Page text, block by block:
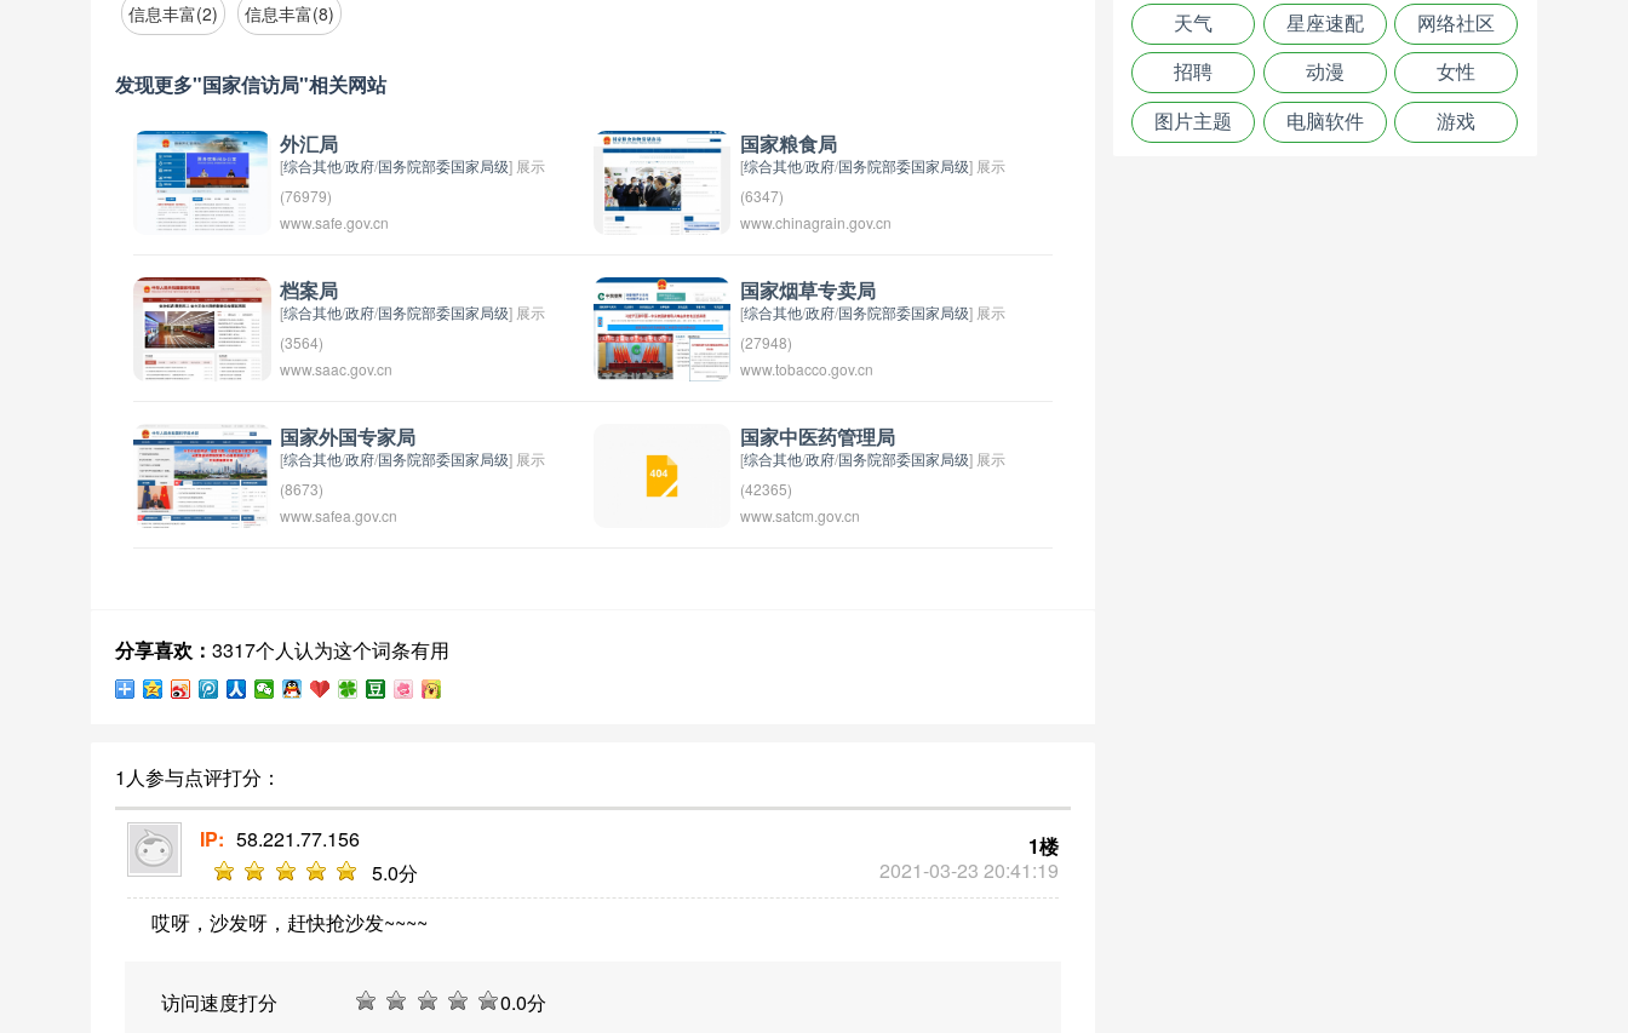
信息丰富(2) 信息丰富(8)
发现更多"国家信访局"相关网站
外汇局
[综合其他/政府/国务院部委国家局级] 展示
(76979)
外汇局是指中国的国家外汇管理机构，全
管理中国境内外汇管理工作，包括外汇市
场监管、外汇资金管理和外汇政策执行等
职责。外汇局的主要任务是维护国家外汇
市场稳定，促进贸易和投资自由化，并且
www.safe.gov.cn
国家粮食局
[综合其他/政府/国务院部委国家局级] 展示
(6347)
国家粮食局是中国政府管理粮食生产、流
责包括规划国家粮食生产、监督粮食市
场、制定粮食政策、保障粮食供应等。国
家粮食局属于中华人民共和国国务院，是
中国粮食行业的指导机构和监管部门。
www.chinagrain.gov.cn
档案局
[综合其他/政府/国务院部委国家局级] 展示
(3564)
档案局指的是负责管理和保存文件档案的
组织或个人的重要文件和资料，以便于查
阅和利用。档案局的职责包括收集、整
理、保管、管理、分类、检索和保护文件
档案等工作。档案局在保护和保存历史资
www.saac.gov.cn
国家烟草专卖局
[综合其他/政府/国务院部委国家局级] 展示
(27948)
国家烟草专卖局是中国独家从事烟草生
管制烟草市场，监管烟草产品的销售和分
发，以保障国家烟草行业的稳定发展和烟
草产品的质量安全。国家烟草专卖局在中
国拥有广泛的销售网络和雄厚的实力，是
www.tobacco.gov.cn
国家外国专家局
[综合其他/政府/国务院部委国家局级] 展示
(8673)
国家外国专家局是中国政府设立的机构，
证和居留证件，管理外国专家的工作项目
传和促进中国的对外开放政策。
www.safea.gov.cn
国家中医药管理局
[综合其他/政府/国务院部委国家局级] 展示
(42365)
国家中医药管理局成立于2013年，是中华
www.satcm.gov.cn
分享喜欢： 3317个人认为这个词条有用
1人参与点评打分：
2021-03-23 20:41:19
1楼
IP: 58.221.77.156
5.0分
哎呀，沙发呀，赶快抢沙发~~~~
访问速度打分 0.0分
天气 星座速配 网络社区
招聘 动漫 女性
图片主题 电脑软件 游戏